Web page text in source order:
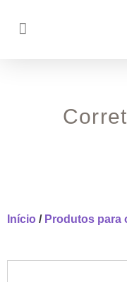
Início / Produtos para